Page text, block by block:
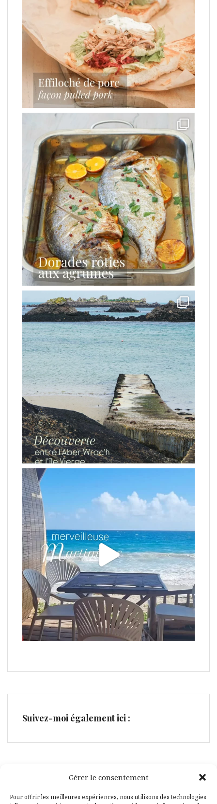
Gérer le consentement
Pour offrir les meilleures expériences, nous utilisons des technologies
Suivez-moi également ici :
Facebook
Pinterest